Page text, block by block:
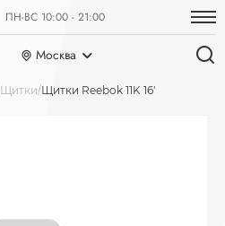
ПН-ВС 10:00 - 21:00
Москва
Щитки Щитки Reebok 11K 16'